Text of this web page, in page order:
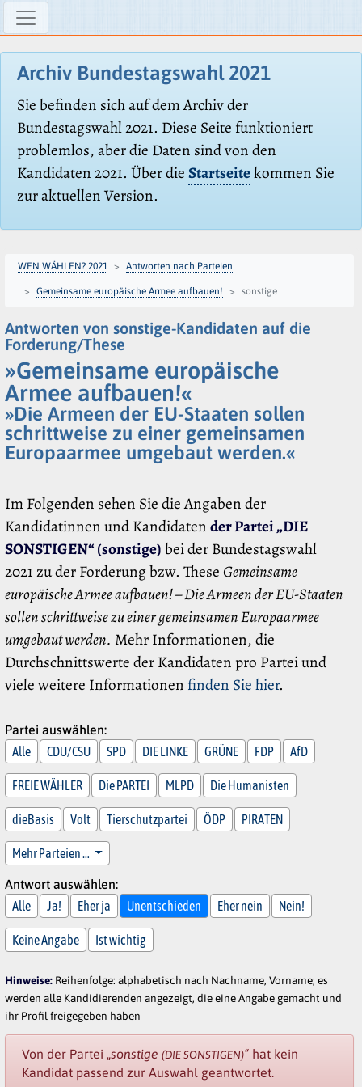
Archiv Bundestagswahl 2021
Sie befinden sich auf dem Archiv der
Bundestagswahl 2021. Diese Seite funktioniert
problemlos, aber die Daten sind von den
Kandidaten 2021. Über dieStartseitekommen Sie
zur aktuellen Version.
WEN WÄHLEN? 2021 Antworten nach Parteien
Gemeinsame europäische Armee aufbauen! sonstige
Antworten von sonstige-Kandidaten auf die
Forderung/These
»Gemeinsame europäische
Armee aufbauen!«
»Die Armeen der EU-Staaten sollen
schrittweise zu einer gemeinsamen
Europaarmee umgebaut werden.«
Im Folgenden sehen Sie die Angaben der
Kandidatinnen und Kandidatender Partei „DIE
SONSTIGEN“ (sonstige)bei der Bundestagswahl
2021 zu der Forderung bzw. TheseGemeinsame
europäische Armee aufbauen! – Die Armeen der EU-Staaten
sollen schrittweise zu einer gemeinsamen Europaarmee
umgebaut werden. Mehr Informationen, die
Durchschnittswerte der Kandidaten pro Partei und
viele weitere Informationen finden Sie hier.
Partei auswählen:
Alle
CDU/CSU SPD DIE LINKE GRÜNE FDP AfD
FREIE WÄHLER Die PARTEI MLPD Die Humanisten
dieBasis Volt Tierschutzpartei ÖDP PIRATEN
Mehr Parteien …
Antwort auswählen:
Alle
Ja! Eher ja Unentschieden Eher nein Nein!
Keine Angabe Ist wichtig
Hinweise: Reihenfolge: alphabetisch nach Nachname, Vorname; es
werden alle Kandidierenden angezeigt, die eine Angabe gemacht und
ihr Profil freigegeben haben
Von der Partei „sonstige (DIE SONSTIGEN)“ hat kein
Kandidat passend zur Auswahl geantwortet.